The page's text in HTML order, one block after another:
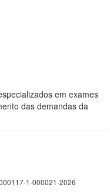
em exames
das demandas da
1-000021-2026